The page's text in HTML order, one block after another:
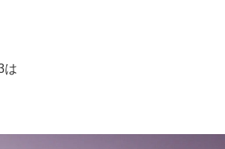
は